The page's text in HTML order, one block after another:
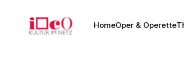
HomeOper & Operette